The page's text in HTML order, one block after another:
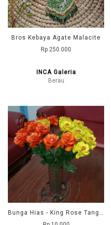
Bros Kebaya Agate Malacite
Rp 250.000
INCA Galeria
Berau
Bunga Hias - King Rose Tangkai